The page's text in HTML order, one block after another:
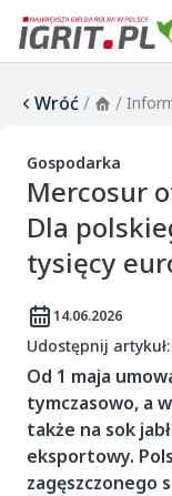
Wróć/ /
Gospodarka
Mercosur
Dla
tysięcy
14.06.2026
Udostępnij artykuł:
Od 1 maja
tymczasowo, a
także na sok
eksportowy.
zagęszczonego